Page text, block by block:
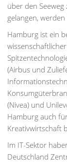
über den
gelangen,
Hamburg ist ein
(Airbus und
(Nivea) und
Hamburg auch
Kreativwirtschaft
Im IT-Sektor
Deutschland